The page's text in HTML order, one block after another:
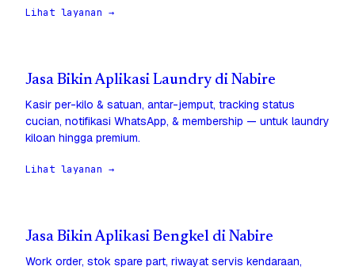
Lihat layanan →
Jasa Bikin Aplikasi Laundry di Nabire
Kasir per-kilo & satuan, antar-jemput, tracking status
cucian, notifikasi WhatsApp, & membership — untuk laundry
kiloan hingga premium.
Lihat layanan →
Jasa Bikin Aplikasi Bengkel di Nabire
Work order, stok spare part, riwayat servis kendaraan,